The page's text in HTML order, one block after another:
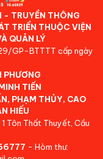
- TRUYỀN THÔNG
TRIỂN THUỘC VIỆN
QUẢN LÝ
GP-BTTTT cấp ngày
PHƯƠNG
TIẾN
PHẠM THỦY, CAO
HIẾU
Tôn Thất Thuyết, Cầu
- Hòm thư: